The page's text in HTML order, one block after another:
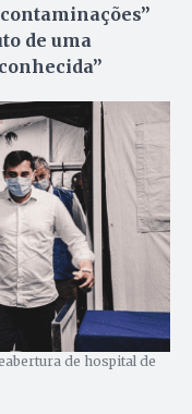
de uma
de hospital de